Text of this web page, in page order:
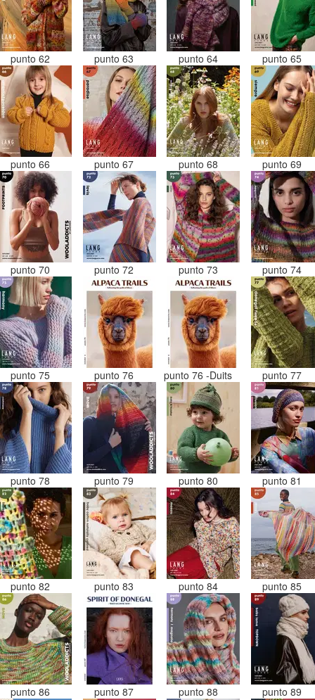
punto 62 punto 63 punto 64 punto 65
punto 66 punto 67 punto 68 punto 69
punto 70 punto 72 punto 73 punto 74
punto 75 punto 76 punto 76 -Duits punto 77
punto 78 punto 79 punto 80 punto 81
punto 82 punto 83 punto 84 punto 85
punto 86 punto 87 punto 88 punto 89